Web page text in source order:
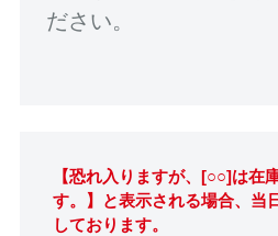
ださい。
【恐れ入りますが、[○○]は在
す。】と表示される場合、当
しております。